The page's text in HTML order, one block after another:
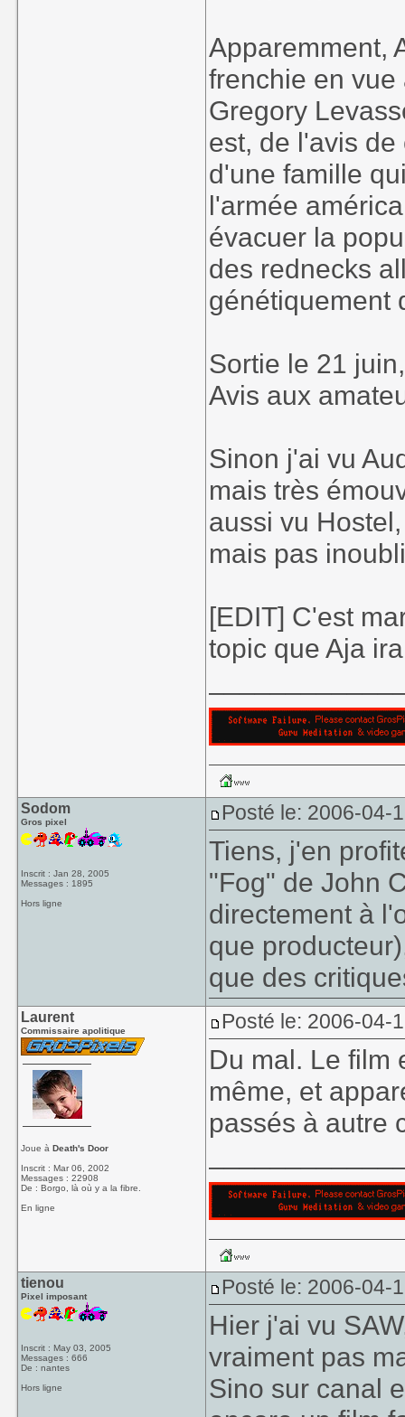
Apparemment,
frenchie en
Gregory
est, de l'avis
d'une famille
l'armée
évacuer la
des rednecks
génétiquement
Sortie le 21
Avis aux
Sinon j'ai vu
mais très
aussi vu
mais pas
[EDIT] C'est
topic que Aja
Sodom
Gros pixel
Inscrit : Jan 28, 2005
Messages : 1895
Hors ligne
Posté le: 2006-04-
Tiens, j'en
"Fog" de John
directement à
que
que des
Laurent
Commissaire apolitique
Joue àDeath's Door
Inscrit : Mar 06, 2002
Messages : 22908
De : Borgo, là où y a la fibre.
En ligne
Posté le: 2006-04-
Du mal. Le film
même, et
passés à autre
tienou
Pixel imposant
Inscrit : May 03, 2005
Messages : 666
De : nantes
Hors ligne
Posté le: 2006-04-
Hier j'ai vu
vraiment pas
Sino sur canal